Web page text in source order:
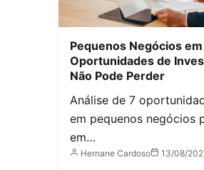
Pequenos Negócios
Oportunidades de
Não Pode Perder
Análise de 7
em pequenos negócios
em…
Hernane Cardoso 13/08/